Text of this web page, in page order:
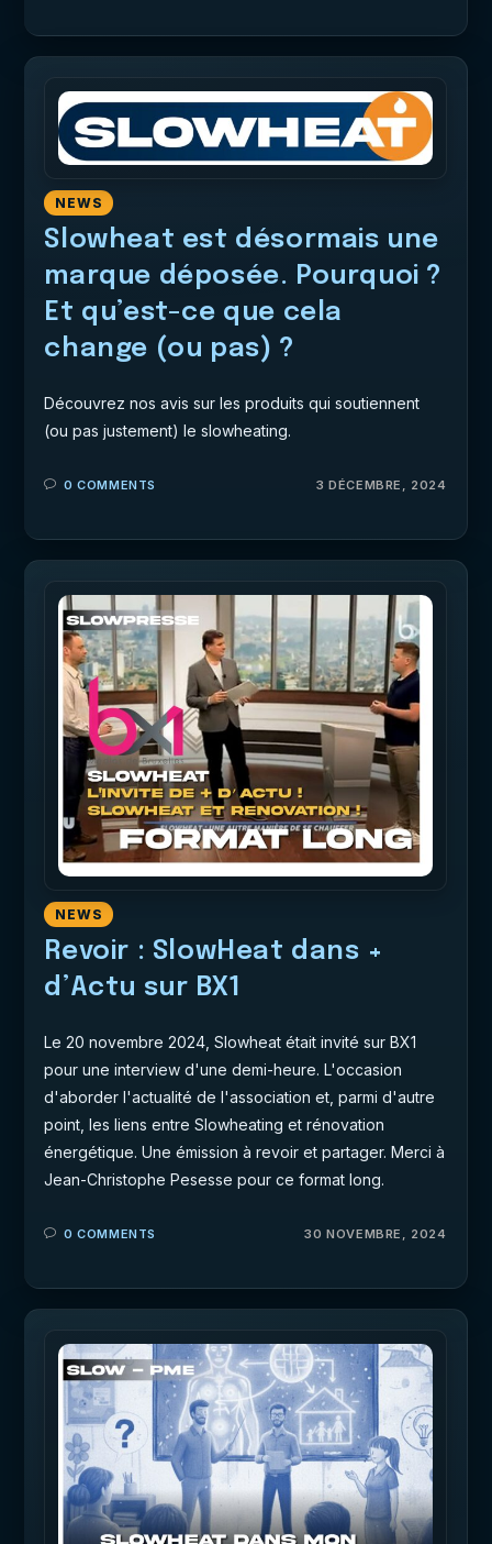
NEWS
Slowheat est désormais une
marque déposée. Pourquoi ?
Et qu’est-ce que cela
change (ou pas) ?
Découvrez nos avis sur les produits qui soutiennent
(ou pas justement) le slowheating.
0 COMMENTS 3 DÉCEMBRE, 2024
NEWS
Revoir : SlowHeat dans +
d’Actu sur BX1
Le 20 novembre 2024, Slowheat était invité sur BX1
pour une interview d'une demi-heure. L'occasion
d'aborder l'actualité de l'association et, parmi d'autre
point, les liens entre Slowheating et rénovation
énergétique. Une émission à revoir et partager. Merci à
Jean-Christophe Pesesse pour ce format long.
0 COMMENTS 30 NOVEMBRE, 2024